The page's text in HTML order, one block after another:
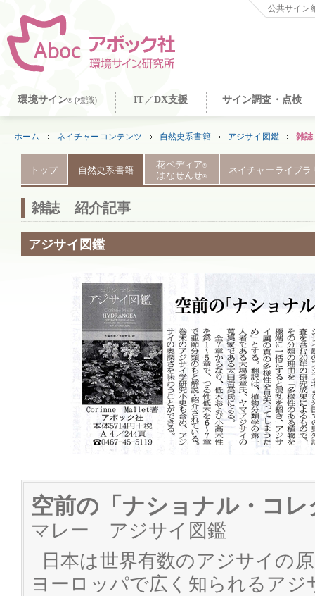
公共サイン
環境サイン® (標識) IT ／DX支援 サイン調査・点検
ホーム ネイチャーコンテンツ 自然史系書籍 アジサイ図鑑 雑
トップ 自然史系書籍
花ペディア®
はなせんせ®
ネイチャーライブラ
雑誌 紹介記事
アジサイ図鑑
空前の「ナショナル・コ
マレー アジサイ図鑑
日本は世界有数のアジサイの
ヨーロッパで広く知られるア